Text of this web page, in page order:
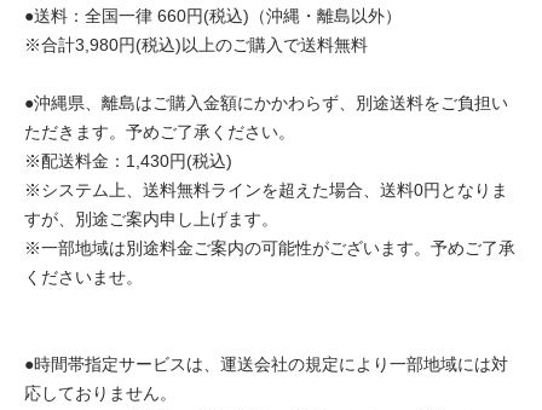
●送料：全国一律 660円(税込)（沖縄・離島以外）
※合計3,980円(税込)以上のご購入で送料無料
●沖縄県、離島はご購入金額にかかわらず、別途送料をご負担い
ただきます。予めご了承ください。
※配送料金：1,430円(税込)
※システム上、送料無料ラインを超えた場合、送料0円となりま
すが、別途ご案内申し上げます。
※一部地域は別途料金ご案内の可能性がございます。予めご了承
くださいませ。
●時間帯指定サービスは、運送会社の規定により一部地域には対
応しておりません。